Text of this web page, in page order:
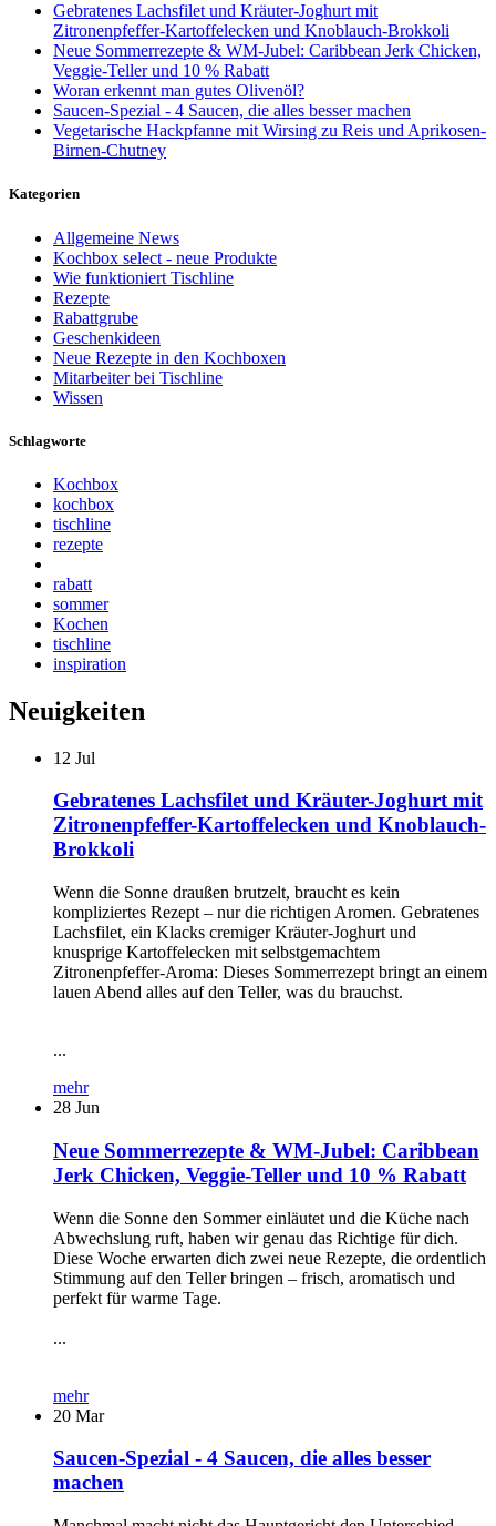
Gebratenes Lachsfilet und Kräuter-Joghurt mit
Zitronenpfeffer-Kartoffelecken und Knoblauch-Brokkoli
Neue Sommerrezepte & WM-Jubel: Caribbean Jerk Chicken,
Veggie-Teller und 10 % Rabatt
Woran erkennt man gutes Olivenöl?
Saucen-Spezial - 4 Saucen, die alles besser machen
Vegetarische Hackpfanne mit Wirsing zu Reis und Aprikosen-
Birnen-Chutney
Kategorien
Allgemeine News
Kochbox select - neue Produkte
Wie funktioniert Tischline
Rezepte
Rabattgrube
Geschenkideen
Neue Rezepte in den Kochboxen
Mitarbeiter bei Tischline
Wissen
Schlagworte
Kochbox
kochbox
tischline
rezepte
rabatt
sommer
Kochen
tischline
inspiration
Neuigkeiten
12 Jul
Gebratenes Lachsfilet und Kräuter-Joghurt mit
Zitronenpfeffer-Kartoffelecken und Knoblauch-
Brokkoli
Wenn die Sonne draußen brutzelt, braucht es kein
kompliziertes Rezept – nur die richtigen Aromen. Gebratenes
Lachsfilet, ein Klacks cremiger Kräuter-Joghurt und
knusprige Kartoffelecken mit selbstgemachtem
Zitronenpfeffer-Aroma: Dieses Sommerrezept bringt an einem
lauen Abend alles auf den Teller, was du brauchst.
...
mehr
28 Jun
Neue Sommerrezepte & WM-Jubel: Caribbean
Jerk Chicken, Veggie-Teller und 10 % Rabatt
Wenn die Sonne den Sommer einläutet und die Küche nach
Abwechslung ruft, haben wir genau das Richtige für dich.
Diese Woche erwarten dich zwei neue Rezepte, die ordentlich
Stimmung auf den Teller bringen – frisch, aromatisch und
perfekt für warme Tage.
...
mehr
20 Mar
Saucen-Spezial - 4 Saucen, die alles besser
machen